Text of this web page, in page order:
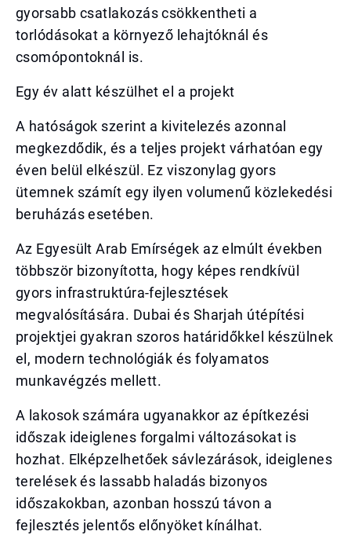
gyorsabb csatlakozás csökkentheti a
torlódásokat a környező lehajtóknál és
csomópontoknál is.
Egy év alatt készülhet el a projekt
A hatóságok szerint a kivitelezés azonnal
megkezdődik, és a teljes projekt várhatóan egy
éven belül elkészül. Ez viszonylag gyors
ütemnek számít egy ilyen volumenű közlekedési
beruházás esetében.
Az Egyesült Arab Emírségek az elmúlt években
többször bizonyította, hogy képes rendkívül
gyors infrastruktúra-fejlesztések
megvalósítására. Dubai és Sharjah útépítési
projektjei gyakran szoros határidőkkel készülnek
el, modern technológiák és folyamatos
munkavégzés mellett.
A lakosok számára ugyanakkor az építkezési
időszak ideiglenes forgalmi változásokat is
hozhat. Elképzelhetőek sávlezárások, ideiglenes
terelések és lassabb haladás bizonyos
időszakokban, azonban hosszú távon a
fejlesztés jelentős előnyöket kínálhat.